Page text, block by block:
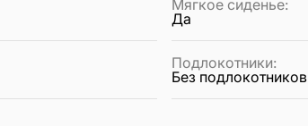
Мягкое сиденье:
Да
Подлокотники:
Без подлокотников